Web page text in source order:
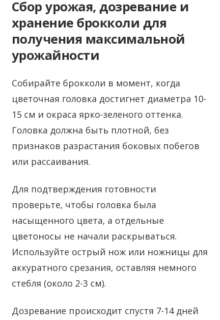
Сбор урожая, дозревание и
хранение брокколи для
получения максимальной
урожайности
Собирайте брокколи в момент, когда
цветочная головка достигнет диаметра 10-
15 см и окраса ярко-зеленого оттенка.
Головка должна быть плотной, без
признаков разрастания боковых побегов
или рассаивания.
Для подтверждения готовности
проверьте, чтобы головка была
насыщенного цвета, а отдельные
цветоносы не начали раскрываться.
Используйте острый нож или ножницы для
аккуратного срезания, оставляя немного
стебля (около 2-3 см).
Дозревание происходит спустя 7-14 дней